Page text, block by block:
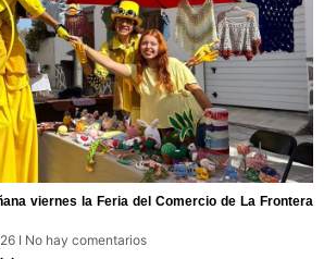
viernes la Feria del Comercio de La Frontera
No hay comentarios